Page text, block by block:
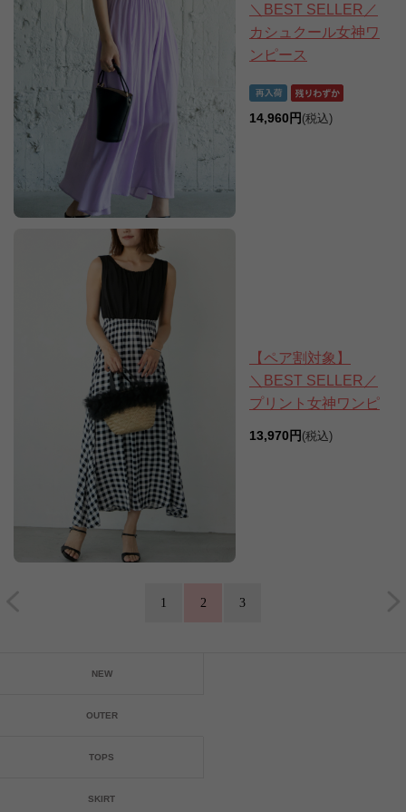
＼BEST SELLER／
カシュクール女神ワ
ンピース
14,960円 (税込)
【ペア割対象】
＼BEST SELLER／
プリント女神ワンピ
13,970円 (税込)
1 2 3
NEW
OUTER
TOPS
SKIRT